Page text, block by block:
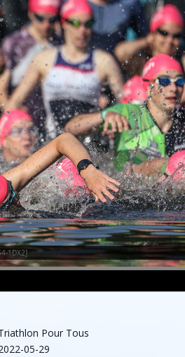
Pour Tous
05-29